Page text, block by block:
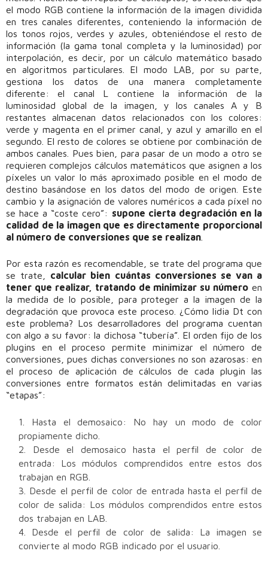
el modo RGB contiene la información de la imagen dividida
en tres canales diferentes, conteniendo la información de
los tonos rojos, verdes y azules, obteniéndose el resto de
información (la gama tonal completa y la luminosidad) por
interpolación, es decir, por un cálculo matemático basado
en algoritmos particulares. El modo LAB, por su parte,
gestiona los datos de una manera completamente
diferente: el canal L contiene la información de la
luminosidad global de la imagen, y los canales A y B
restantes almacenan datos relacionados con los colores:
verde y magenta en el primer canal, y azul y amarillo en el
segundo. El resto de colores se obtiene por combinación de
ambos canales. Pues bien, para pasar de un modo a otro se
requieren complejos cálculos matemáticos que asignen a los
píxeles un valor lo más aproximado posible en el modo de
destino basándose en los datos del modo de origen. Este
cambio y la asignación de valores numéricos a cada píxel no
se hace a “coste cero”: supone cierta degradación en la
calidad de la imagen que es directamente proporcional
al número de conversiones que se realizan
Por esta razón es recomendable, se trate del programa que
se trate, calcular bien cuántas conversiones se van a
tener que realizar, tratando de minimizar su número en
la medida de lo posible, para proteger a la imagen de la
degradación que provoca este proceso. ¿Cómo lidia Dt con
este problema? Los desarrolladores del programa cuentan
con algo a su favor: la dichosa “tubería”. El orden fijo de los
plugins en el proceso permite minimizar el número de
conversiones, pues dichas conversiones no son azarosas: en
el proceso de aplicación de cálculos de cada plugin las
conversiones entre formatos están delimitadas en varias
“etapas”:
Hasta el demosaico: No hay un modo de color
propiamente dicho.
Desde el demosaico hasta el perfil de color de
entrada: Los módulos comprendidos entre estos dos
trabajan en RGB.
Desde el perfil de color de entrada hasta el perfil de
color de salida: Los módulos comprendidos entre estos
dos trabajan en LAB.
Desde el perfil de color de salida: La imagen se
convierte al modo RGB indicado por el usuario.